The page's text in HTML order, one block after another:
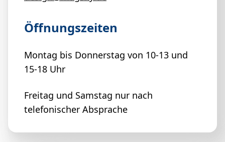
Öffnungszeiten
Montag bis Donnerstag von 10-13 und
15-18 Uhr
Freitag und Samstag nur nach
telefonischer Absprache